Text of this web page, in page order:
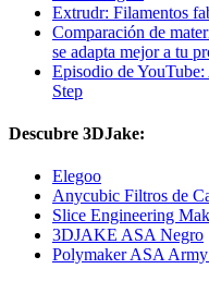
Extrudr: Filamentos
Comparación de
se adapta mejor a tu
Episodio de
Step
Descubre 3DJake:
Elegoo
Anycubic Filtros de
Slice Engineering
3DJAKE ASA Negro
Polymaker ASA